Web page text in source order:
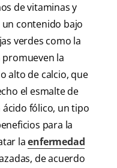
de vitaminas y
contenido bajo
verdes como la
promueven la
alto de calcio, que
el esmalte de
fólico, un tipo
para la
laenfermedad
de acuerdo